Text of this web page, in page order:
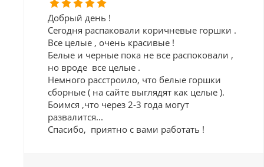
Добрый день !
Сегодня распаковали коричневые горшки .
Все целые , очень красивые !
Белые и черные пока не все распоковали ,
но вроде все целые .
Немного расстроило, что белые горшки
сборные ( на сайте выглядят как целые ).
Боимся ,что через 2-3 года могут
развалится...
Спасибо, приятно с вами работать !